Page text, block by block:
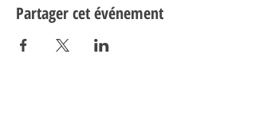
Partager cet événement